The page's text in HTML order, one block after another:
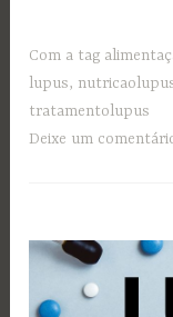
Com a tag
lupus,
tratamentolupus
Deixe um